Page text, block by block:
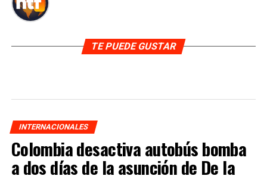
TE PUEDE GUSTAR
INTERNACIONALES
Colombia desactiva autobús bomba
a dos días de la asunción de De la